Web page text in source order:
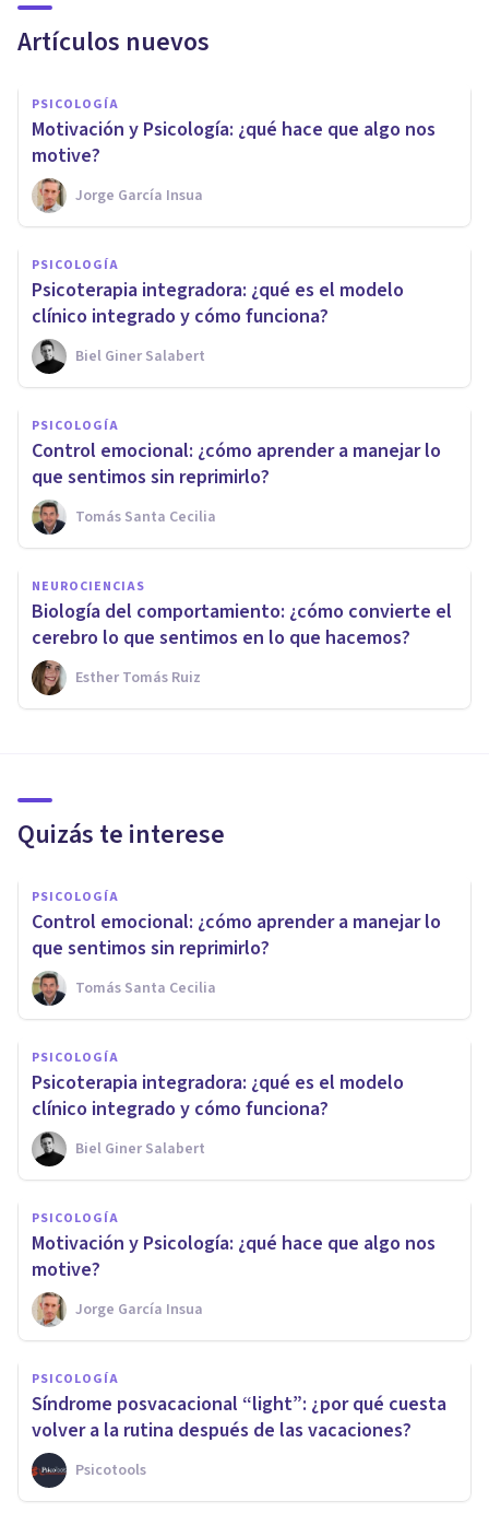
Artículos nuevos
PSICOLOGÍA
Motivación y Psicología: ¿qué hace que algo nos
motive?
Jorge García Insua
PSICOLOGÍA
Psicoterapia integradora: ¿qué es el modelo
clínico integrado y cómo funciona?
Biel Giner Salabert
PSICOLOGÍA
Control emocional: ¿cómo aprender a manejar lo
que sentimos sin reprimirlo?
Tomás Santa Cecilia
NEUROCIENCIAS
Biología del comportamiento: ¿cómo convierte el
cerebro lo que sentimos en lo que hacemos?
Esther Tomás Ruiz
Quizás te interese
PSICOLOGÍA
Control emocional: ¿cómo aprender a manejar lo
que sentimos sin reprimirlo?
Tomás Santa Cecilia
PSICOLOGÍA
Psicoterapia integradora: ¿qué es el modelo
clínico integrado y cómo funciona?
Biel Giner Salabert
PSICOLOGÍA
Motivación y Psicología: ¿qué hace que algo nos
motive?
Jorge García Insua
PSICOLOGÍA
Síndrome posvacacional “light”: ¿por qué cuesta
volver a la rutina después de las vacaciones?
Psicotools